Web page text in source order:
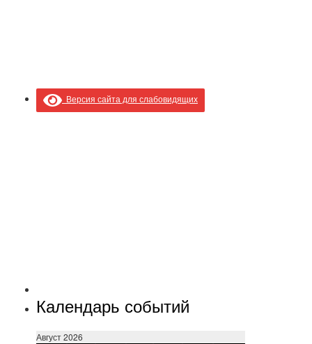
Версия сайта для слабовидящих
Календарь событий
Август 2026